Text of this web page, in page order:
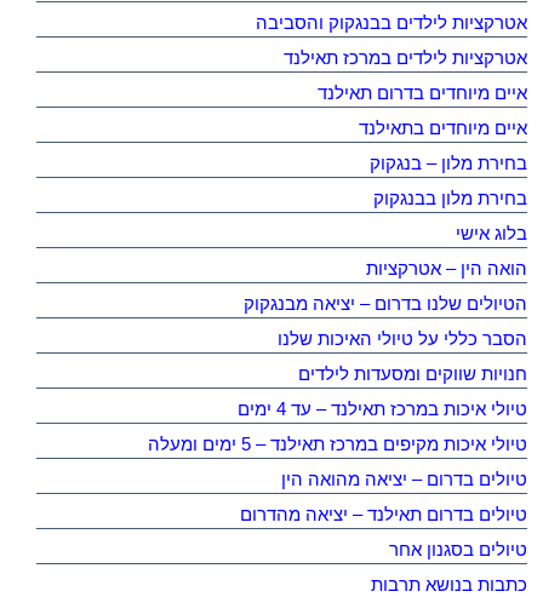
אטרקציות לילדים בבנגקוק והסביבה
אטרקציות לילדים במרכז תאילנד
איים מיוחדים בדרום תאילנד
איים מיוחדים בתאילנד
בחירת מלון – בנגקוק
בחירת מלון בבנגקוק
בלוג אישי
הואה הין – אטרקציות
הטיולים שלנו בדרום – יציאה מבנגקוק
הסבר כללי על טיולי האיכות שלנו
חנויות שווקים ומסעדות לילדים
טיולי איכות במרכז תאילנד – עד 4 ימים
טיולי איכות מקיפים במרכז תאילנד – 5 ימים ומעלה
טיולים בדרום – יציאה מהואה הין
טיולים בדרום תאילנד – יציאה מהדרום
טיולים בסגנון אחר
כתבות בנושא תרבות